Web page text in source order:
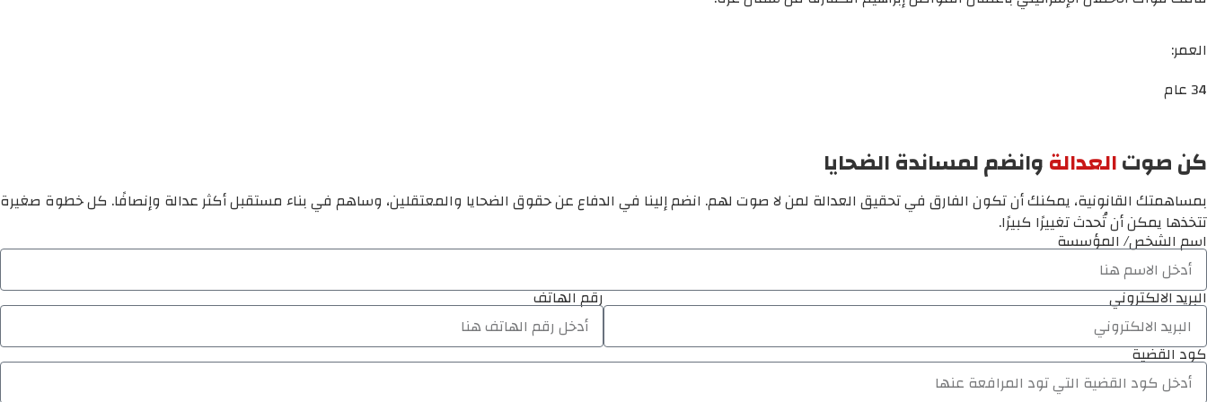
العمر:
34 عام
كن صوتالعدالةوانضم لمساندة الضحايا
بمساهمتك القانونية، يمكنك أن تكون الفارق في تحقيق العدالة لمن لا صوت لهم. انضم إلينا في الدفاع عن حقوق الضحايا والمعتقلين، وساهم في بناء مستقبل أكثر عدالة وإنصافًا. كل خطوة صغيرة
تتخذها يمكن أن تُحدث تغييرًا كبيرًا.
اسم الشخص/ المؤسسة
البريد الالكتروني رقم الهاتف
كود القضية